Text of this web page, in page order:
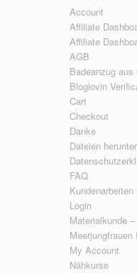
Account
Affiliate
Affiliate
AGB
Badeanzug
Bloglovin
Cart
Checkout
Danke
Dateien
FAQ
Login
Materialkunde
Meerjungfrauen
My Account
Nähkurse